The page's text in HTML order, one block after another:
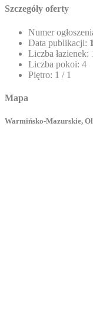
Szczegóły oferty
Numer
Data publikacji:
Liczba łazienek:
Liczba pokoi: 4
Piętro: 1 / 1
Mapa
Warmińsko-Mazurskie,